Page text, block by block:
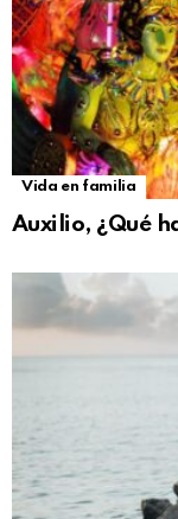
Vida en familia
Auxilio, ¿Qué